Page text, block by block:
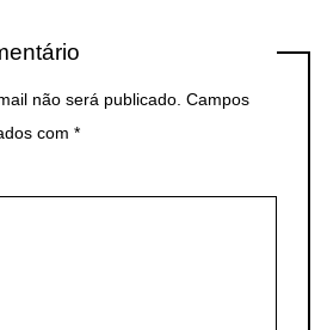
não será publicado. Campos
com *